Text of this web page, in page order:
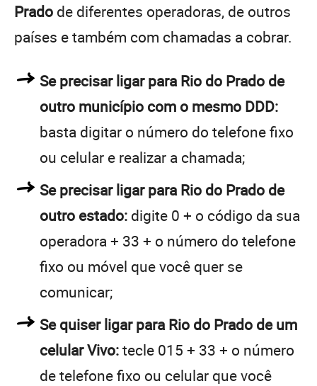
Prado de diferentes operadoras, de outros
países e também com chamadas a cobrar.
Se precisar ligar para Rio do Prado de
outro município com o mesmo DDD:
basta digitar o número do telefone fixo
ou celular e realizar a chamada;
Se precisar ligar para Rio do Prado de
outro estado: digite 0 + o código da sua
operadora + 33 + o número do telefone
fixo ou móvel que você quer se
comunicar;
Se quiser ligar para Rio do Prado de um
celular Vivo:tecle 015 + 33 + o número
de telefone fixo ou celular que você